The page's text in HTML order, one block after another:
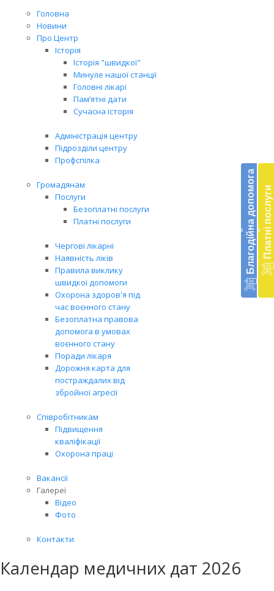
Головна
Новини
Про Центр
Історія
Історія "швидкої"
Минуле нашої станції
Головні лікарі
Пам’ятні дати
Сучасна історія
Адміністрація центру
Підрозділи центру
Профспілка
Громадянам
Послуги
Безоплатні послуги
Платні послуги
Чергові лікарні
Наявність ліків
Правила виклику
швидкої допомоги
Охорона здоров'я під
час воєнного стану
Безоплатна правова
допомога в умовах
воєнного стану
Поради лікаря
Дорожня карта для
постраждалих від
збройної агресії
Співробітникам
Підвищення
кваліфікації
Охорона праці
Вакансії
Галереї
Відео
Фото
Контакти
‹ Благодійна допомога ‹ Платні послуги
Календар медичних дат 2026